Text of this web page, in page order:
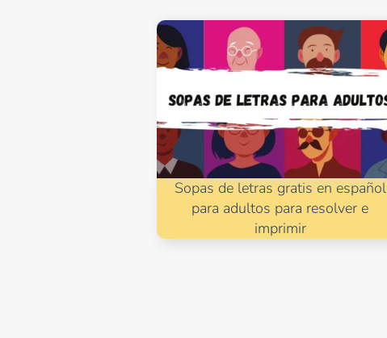
Sopas de letras gratis en español
para adultos para resolver e
imprimir